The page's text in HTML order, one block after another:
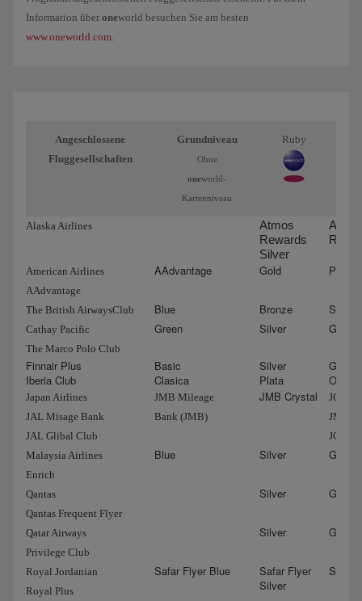
Information über oneworld besuchen Sie am besten
www.oneworld.com.
Angeschlossene
Fluggesellschaften
Grundniveau
Ohne
oneworld-
Kartenniveau
Ruby
Alaska Airlines
Atmos
Rewards
Silver
American Airlines
AAdvantage
AAdvantage Gold
The British AirwaysClub Blue Bronze Silver
Cathay Pacific
The Marco Polo Club
Green Silver Gold
Finnair Plus Basic Silver
Gold
Iberia Club
Clasica Plata Oro
Japan Airlines
JAL Misage Bank
JAL Glibal Club
JMB Mileage
Bank (JMB)
JMB Crystal
JGC
JMB
JGC
Malaysia Airlines
Enrich
Blue Silver Gold
Qantas
Qantas Frequent Flyer
Silver Gold
Qatar Airways
Privilege Club
Silver Gold
Royal Jordanian
Royal Plus
Safar Flyer Blue
Safar Flyer
Silver
Safar